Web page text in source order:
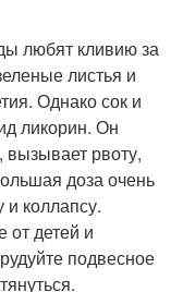
любят кливию за
листья и
Однако сок и
ликорин. Он
вызывает рвоту,
доза очень
и коллапсу.
от детей и
подвесное